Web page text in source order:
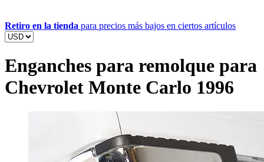
Retiro en la tienda para precios más bajos en ciertos artículos
Enganches para remolque para
Chevrolet Monte Carlo 1996